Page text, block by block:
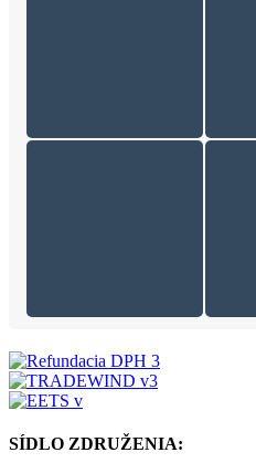
SÍDLO ZDRUŽENIA: